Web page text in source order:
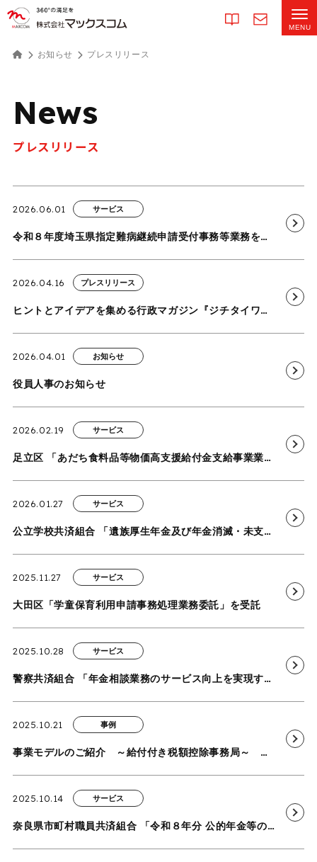
お知らせ プレスリリース
News
プレスリリース
2026.06.01 サービス
令和８年度埼玉県指定難病継続申請受付事務等業務を受託
2026.04.16 プレスリリース
ヒントとアイデアを集める行政マガジン『ジチタイワークス』に当社の子育てサポートサービスに関する取り組みが掲載されました
2026.04.01 お知らせ
役員人事のお知らせ
2026.02.19 サービス
足立区 「あだち食料品等物価高支援給付金支給事業業務委託」を受託
2026.01.27 サービス
公立学校共済組合 「遺族厚生年金及び年金消滅・未支給年金の請求に係る審査等業務」を受託
2025.11.27 サービス
大田区「学童保育利用申請事務処理業務委託」を受託
2025.10.28 サービス
警察共済組合 「年金相談業務のサービス向上を実現するための総合的な年金相談窓口業務」を受託
2025.10.21 事例
事業モデルのご紹介 ～給付付き税額控除事務局～ を追加しました
2025.10.14 サービス
奈良県市町村職員共済組合 「令和８年分 公的年金等の受給者の扶養親族等申告書に係る、 印刷・封入封緘・電話対応・書類審査・データ入力業務委託」を受託